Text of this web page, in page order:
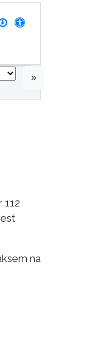
»
112
na